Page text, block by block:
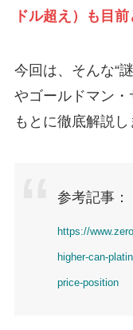
ドル超え）も目前
今回は、そんな“
やゴールドマン
もとに徹底解説し
参考記事：
https://
higher-can-
price-position